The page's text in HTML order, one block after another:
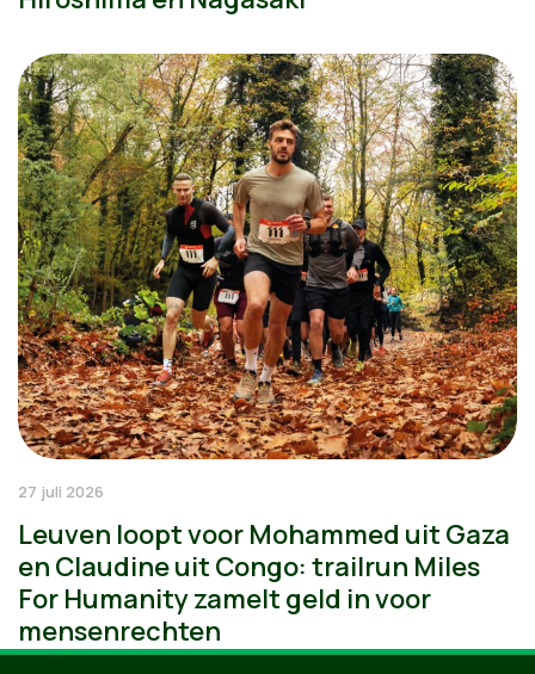
27 juli 2026
Leuven loopt voor Mohammed uit Gaza
en Claudine uit Congo: trailrun Miles
For Humanity zamelt geld in voor
mensenrechten